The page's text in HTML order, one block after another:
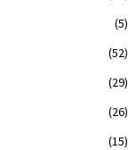
(5)
(52)
(29)
(26)
(15)